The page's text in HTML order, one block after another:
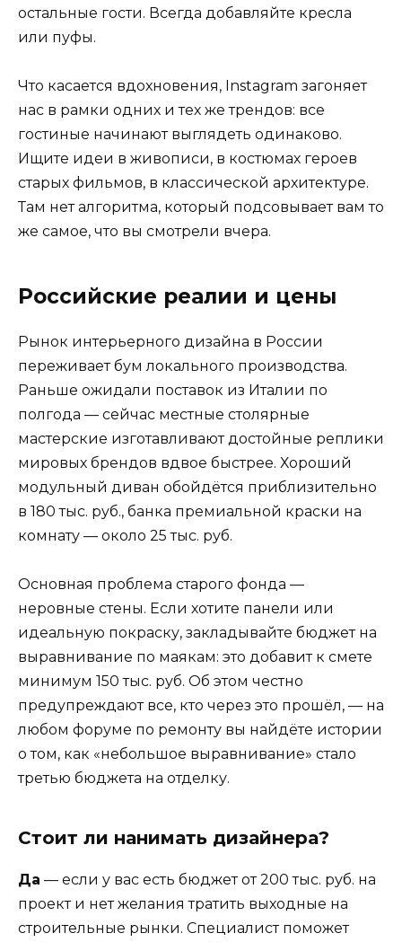
остальные гости. Всегда добавляйте кресла
или пуфы.
Что касается вдохновения, Instagram загоняет
нас в рамки одних и тех же трендов: все
гостиные начинают выглядеть одинаково.
Ищите идеи в живописи, в костюмах героев
старых фильмов, в классической архитектуре.
Там нет алгоритма, который подсовывает вам то
же самое, что вы смотрели вчера.
Российские реалии и цены
Рынок интерьерного дизайна в России
переживает бум локального производства.
Раньше ожидали поставок из Италии по
полгода — сейчас местные столярные
мастерские изготавливают достойные реплики
мировых брендов вдвое быстрее. Хороший
модульный диван обойдётся приблизительно
в 180 тыс. руб., банка премиальной краски на
комнату — около 25 тыс. руб.
Основная проблема старого фонда —
неровные стены. Если хотите панели или
идеальную покраску, закладывайте бюджет на
выравнивание по маякам: это добавит к смете
минимум 150 тыс. руб. Об этом честно
предупреждают все, кто через это прошёл, — на
любом форуме по ремонту вы найдёте истории
о том, как «небольшое выравнивание» стало
третью бюджета на отделку.
Стоит ли нанимать дизайнера?
Да — если у вас есть бюджет от 200 тыс. руб. на
проект и нет желания тратить выходные на
строительные рынки. Специалист поможет